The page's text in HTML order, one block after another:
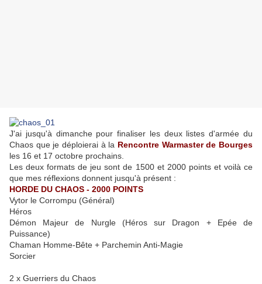
J'ai jusqu'à dimanche pour finaliser les deux listes d'armée du
Chaos que je déploierai à la Rencontre Warmaster de Bourges
les 16 et 17 octobre prochains.
Les deux formats de jeu sont de 1500 et 2000 points et voilà ce
que mes réflexions donnent jusqu'à présent :
HORDE DU CHAOS - 2000 POINTS
Vytor le Corrompu (Général)
Héros
Démon Majeur de Nurgle (Héros sur Dragon + Epée de
Puissance)
Chaman Homme-Bête + Parchemin Anti-Magie
Sorcier
2 x Guerriers du Chaos